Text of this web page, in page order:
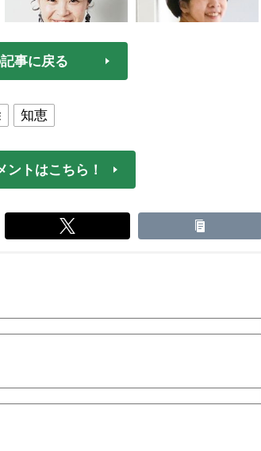
事に戻る
知恵
ントはこちら！